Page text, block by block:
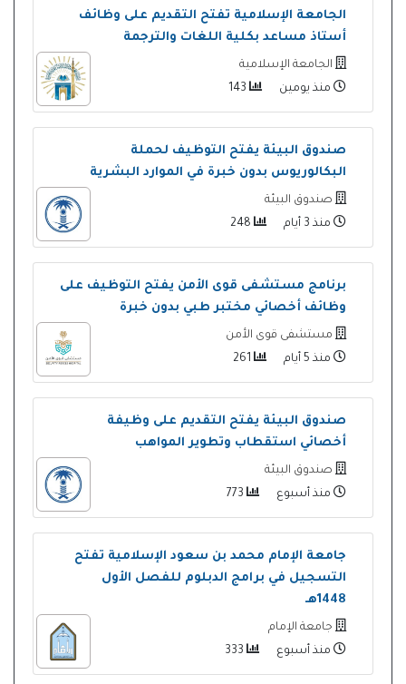
الجامعة الإسلامية تفتح التقديم على وظائف
أستاذ مساعد بكلية اللغات والترجمة
الجامعة الإسلامية
منذ يومين
صندوق البيئة يفتح التوظيف لحملة
البكالوريوس بدون خبرة في الموارد البشرية
صندوق البيئة
منذ 3 أيام
برنامج مستشفى قوى الأمن يفتح التوظيف على
وظائف أخصائي مختبر طبي بدون خبرة
مستشفى قوى الأمن
منذ 5 أيام
صندوق البيئة يفتح التقديم على وظيفة
أخصائي استقطاب وتطوير المواهب
صندوق البيئة
منذ أسبوع
جامعة الإمام محمد بن سعود الإسلامية تفتح
التسجيل في برامج الدبلوم للفصل الأول
1448هـ
جامعة الإمام
منذ أسبوع